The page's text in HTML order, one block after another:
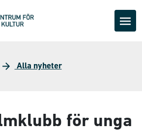
Alla nyheter
för unga